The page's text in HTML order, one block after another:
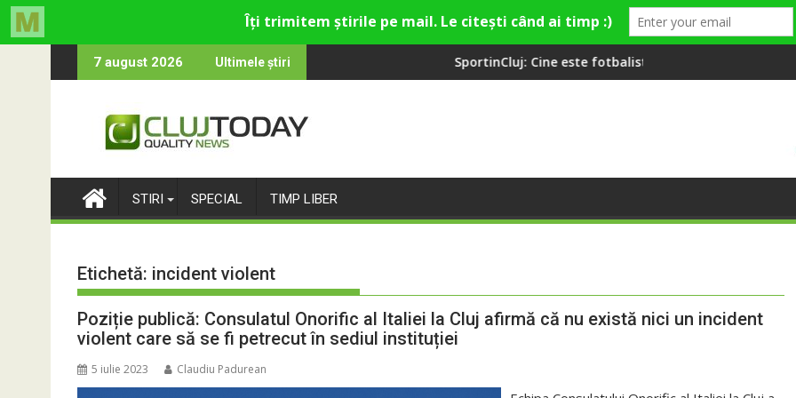
to
7 august 2026 Ultimele știri
cultural și de divertisment din Cluj-Napoca
luna devine o întrebare SportinCluj: Cine este fotbalistul cu două diplome care a învățat româna la
Compania de
STIRI SPECIAL TIMP LIBER
Etichetă: incident violent
Poziție publică: Consulatul Onorific al Italiei la Cluj afirmă că nu există nici un incident
violent care să se fi petrecut în sediul instituției
5 iulie 2023 Claudiu Padurean